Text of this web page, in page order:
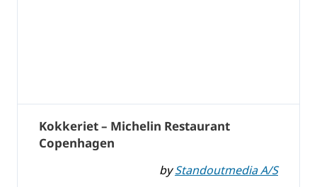
Kokkeriet – Michelin Restaurant
Copenhagen
byStandoutmedia A/S